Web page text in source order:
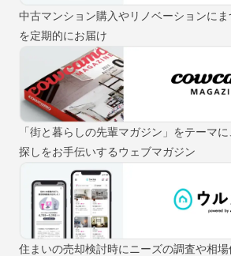
中古マンション購入やリノベーションに
を定期的にお届け
「街と暮らしの先輩マガジン」をテーマ
探しをお手伝いするウェブマガジン
住まいの売却検討時にニーズの調査や相